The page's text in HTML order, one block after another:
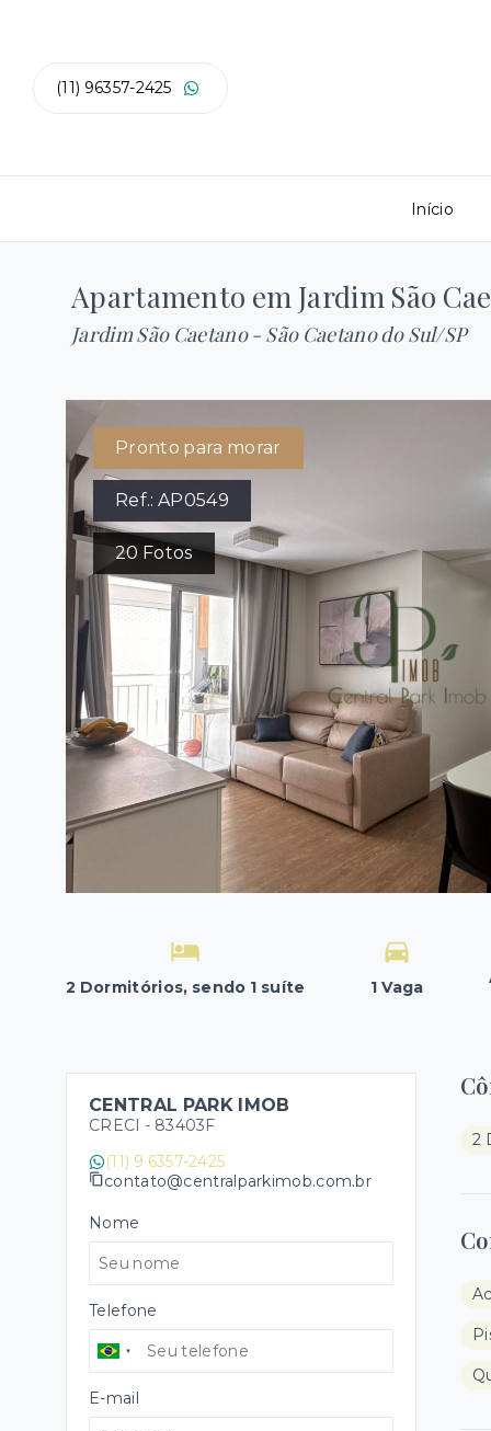
(11) 96357-2425
Início
Apartamento em Jardim São
Jardim São Caetano - São Caetano do Sul/SP
Pronto para morar
Ref.:AP0549
20 Fotos
2 Dormitórios, sendo 1 suíte 1 Vaga
CENTRAL PARK IMOB
CRECI - 83403F
(11) 9 6357-2425
contato@centralparkimob.com.br
Nome
Telefone
E-mail
2